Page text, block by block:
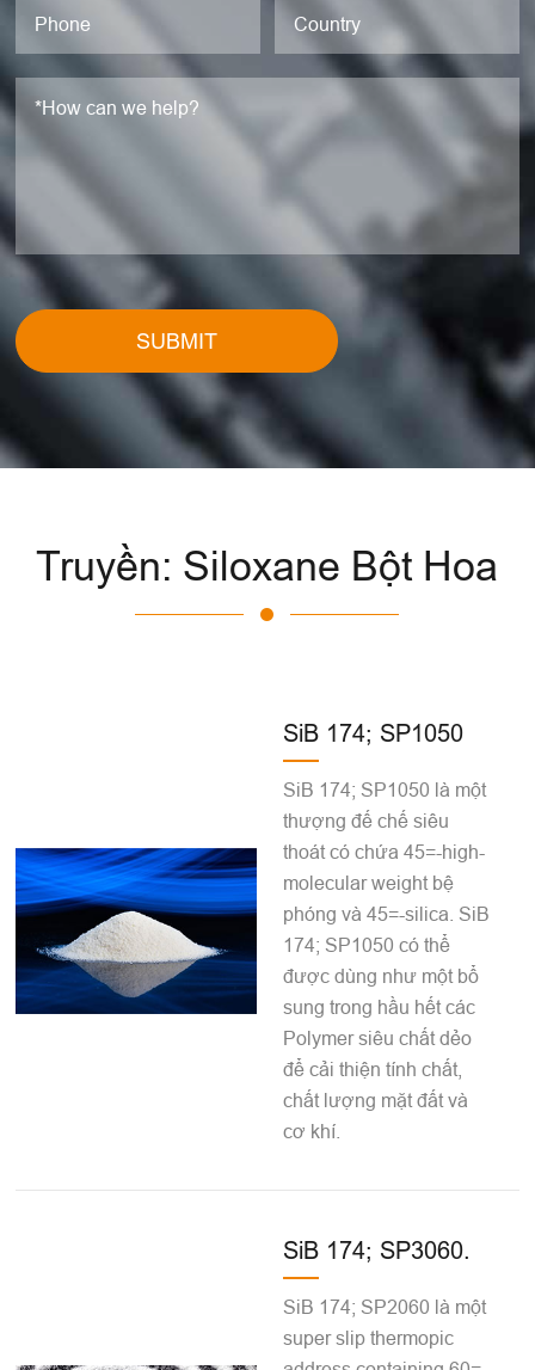
SUBMIT
Truyền: Siloxane Bột Hoa
SiB 174; SP1050
SiB 174; SP1050 là một
thượng đế chế siêu
thoát có chứa 45=-high-
molecular weight bệ
phóng và 45=-silica. SiB
174; SP1050 có thể
được dùng như một bổ
sung trong hầu hết các
Polymer siêu chất dẻo
để cải thiện tính chất,
chất lượng mặt đất và
cơ khí.
SiB 174; SP3060.
SiB 174; SP2060 là một
super slip thermopic